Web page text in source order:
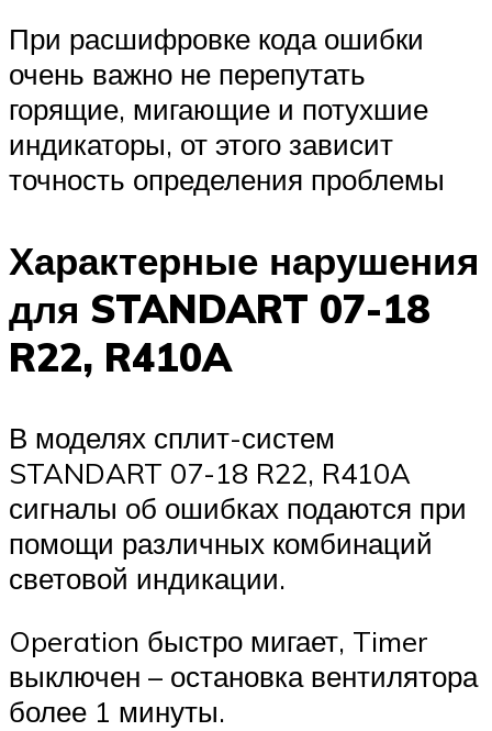
При расшифровке кода ошибки
очень важно не перепутать
горящие, мигающие и потухшие
индикаторы, от этого зависит
точность определения проблемы
Характерные нарушения
для STANDART 07-18
R22, R410A
В моделях сплит-систем
STANDART 07-18 R22, R410A
сигналы об ошибках подаются при
помощи различных комбинаций
световой индикации.
Operation быстро мигает, Timer
выключен – остановка вентилятора
более 1 минуты.